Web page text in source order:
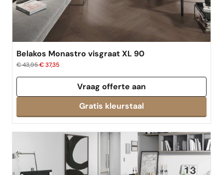
Belakos Monastro visgraat XL 90
€ 43,95€ 37,35
Vraag offerte aan